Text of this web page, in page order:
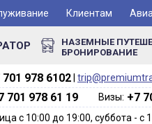
Клиентам
НАЗЕМНЫЕ
БРОНИРОВАНИЕ
701 978 6102‬
701 978 61 19 Визы: +7
с 10:00 до 19:00, суббота - с